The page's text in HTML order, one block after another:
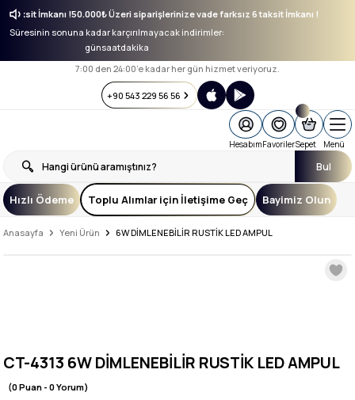
6 taksit İmkanı !50.000₺ Üzeri siparişlerinize vade farksız 6 taksit İmkanı !
Süresinin sonuna kadar karçırılmayacak indirimler:
günsaatdakika
7:00 den 24:00’e kadar her gün hizmet veriyoruz.
+90 543 229 56 56
Bul
HesabımFavorilerSepet Menü
Hızlı Ödeme Toplu Alımlar için İletişime Geç Bayimiz Olun
Anasayfa Yeni Ürün 6W DİMLENEBİLİR RUSTİK LED AMPUL
CT-4313 6W DİMLENEBİLİR RUSTİK LED AMPUL
(0 Puan - 0 Yorum)